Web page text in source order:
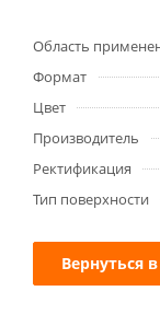
Область
Формат
Цвет
Производитель
Ректификация
Тип поверхности
Вернуться